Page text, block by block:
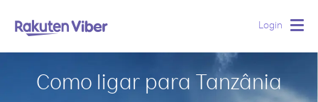
Login
Como ligar para Tanzânia